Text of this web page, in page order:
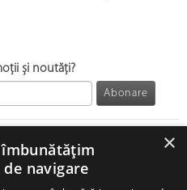
și noutăți?
Abonare
×
navigare